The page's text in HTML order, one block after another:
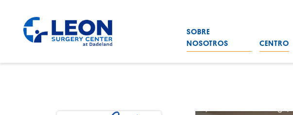
Leon Surgery Center home link
SOBRE
NOSOTROS
CENTRO